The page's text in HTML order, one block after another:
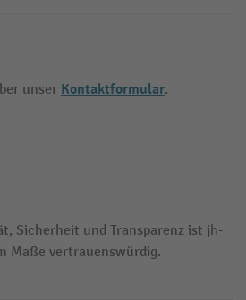
unser Kontaktformular.
Sicherheit und Transparenz ist jh-
Maße vertrauenswürdig.